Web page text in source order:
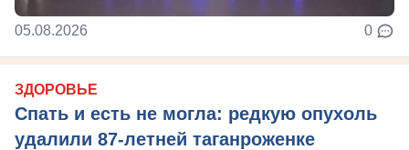
05.08.2026 0
ЗДОРОВЬЕ
Спать и есть не могла: редкую опухоль
удалили 87-летней таганроженке